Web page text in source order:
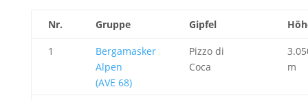
Nr. Gruppe Gipfel
1
Bergamasker
Alpen
(AVE 68)
Pizzo di
Coca
m